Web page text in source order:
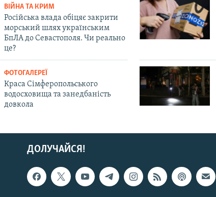
ВІЙНА ТА КРИМ
Російська влада обіцяє закрити
морський шлях українським
БпЛА до Севастополя. Чи реально
це?
ФОТОГАЛЕРЕЇ
Краса Сімферопольського
водосховища та занедбаність
довкола
ДОЛУЧАЙСЯ!